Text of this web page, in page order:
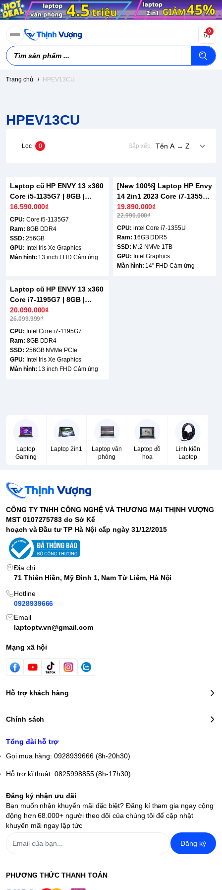
0
Trang chủ / HPEV13CU
HPEV13CU
Lọc 0 Sắp xếp
Laptop cũ HP ENVY 13 x360
Core i5-1135G7 | 8GB |
256GB | 13 inch FHD Cảm
ứng
16.590.000₫
CPU: Core i5-1135G7
Ram: 8GB DDR4
SSD: 256GB
GPU: Intel Iris Xe Graphics
Màn hình: 13 inch FHD Cảm ứng
-14%
[New 100%] Laptop HP Envy
14 2in1 2023 Core i7-1355U |
16GB | 1TB | 14 inch FHD
Cảm ứng
19.890.000₫
22.990.000₫
CPU: intel Core i7-1355U
Ram: 16GB DDR5
SSD: M.2 NMVe 1TB
GPU: Intel Graphics
Màn hình: 14" FHD Cảm ứng
-24%
Laptop cũ HP ENVY 13 x360
Core i7-1195G7 | 8GB |
256GB | 13 inch FHD Cảm
ứng
20.090.000₫
26.099.999₫
CPU: Intel Core i7-1195G7
Ram: 8GB DDR4
SSD: 256GB NVMe PCIe
GPU: Intel Iris Xe Graphics
Màn hình: 13 inch FHD Cảm ứng
Laptop
Gaming
Laptop 2in1
Laptop văn
phòng
Laptop đồ
hoạ
Linh kiện
Laptop
CÔNG TY TNHH CÔNG NGHỆ VÀ THƯƠNG MẠI THỊNH VƯỢNG
MST 0107275783 do Sở Kế
hoạch và Đầu tư TP Hà Nội cấp ngày 31/12/2015
Địa chỉ
71 Thiên Hiền, Mỹ Đình 1, Nam Từ Liêm, Hà Nội
Hotline
0928939666
Email
laptoptv.vn@gmail.com
Mạng xã hội
Hỗ trợ khách hàng
Chính sách
Tổng đài hỗ trợ
Gọi mua hàng: 0928939666 (8h-20h30)
Hỗ trợ kĩ thuật: 0825998855 (8h-17h30)
Đăng ký nhận ưu đãi
Bạn muốn nhận khuyến mãi đặc biệt? Đăng kí tham gia ngay cộng
động hơn 68.000+ người theo dõi của chúng tôi để cập nhật
khuyến mãi ngay lập tức
Đăng ký
PHƯƠNG THỨC THANH TOÁN